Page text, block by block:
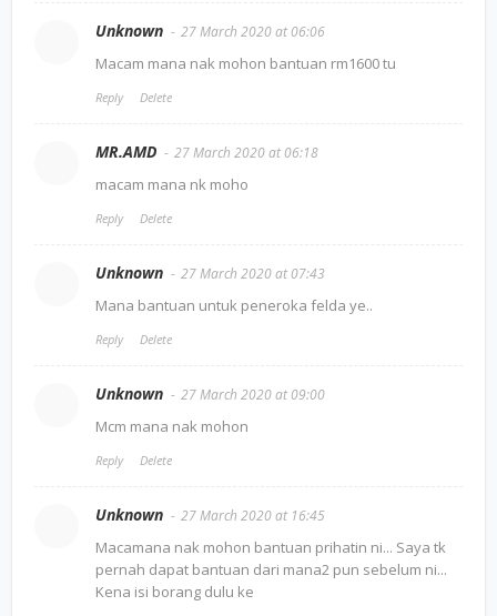
Unknown 27 March 2020 at 06:06
Macam mana nak mohon bantuan rm1600 tu
Reply Delete
MR.AMD 27 March 2020 at 06:18
macam mana nk moho
Reply Delete
Unknown 27 March 2020 at 07:43
Mana bantuan untuk peneroka felda ye..
Reply Delete
Unknown 27 March 2020 at 09:00
Mcm mana nak mohon
Reply Delete
Unknown 27 March 2020 at 16:45
Macamana nak mohon bantuan prihatin ni... Saya tk
pernah dapat bantuan dari mana2 pun sebelum ni...
Kena isi borang dulu ke